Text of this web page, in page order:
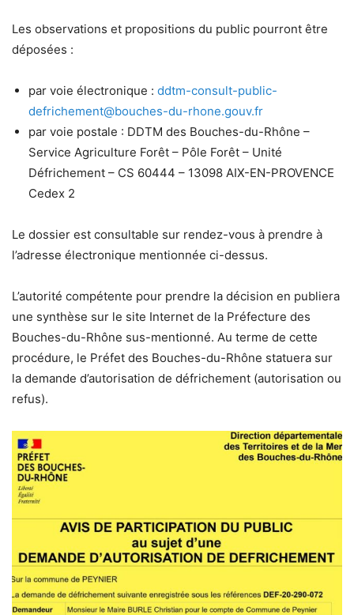
Les observations et propositions du public pourront être
déposées :
par voie électronique : ddtm-consult-public-
defrichement@bouches-du-rhone.gouv.fr
par voie postale : DDTM des Bouches-du-Rhône –
Service Agriculture Forêt – Pôle Forêt – Unité
Défrichement – CS 60444 – 13098 AIX-EN-PROVENCE
Cedex 2
Le dossier est consultable sur rendez-vous à prendre à
l’adresse électronique mentionnée ci-dessus.
L’autorité compétente pour prendre la décision en publiera
une synthèse sur le site Internet de la Préfecture des
Bouches-du-Rhône sus-mentionné. Au terme de cette
procédure, le Préfet des Bouches-du-Rhône statuera sur
la demande d’autorisation de défrichement (autorisation ou
refus).